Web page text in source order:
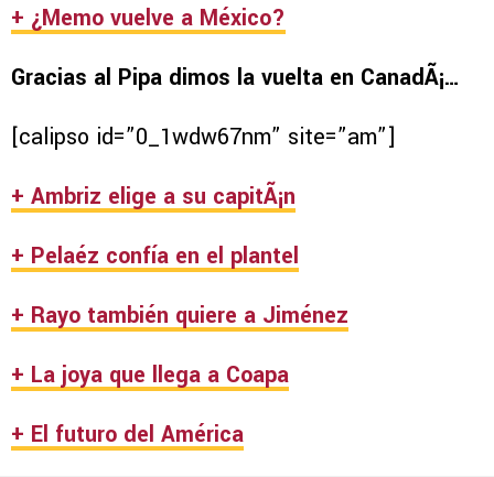
+ ¿Memo vuelve a México?
Gracias al Pipa dimos la vuelta en CanadÃ¡…
[calipso id=”0_1wdw67nm” site=”am”]
+ Ambriz elige a su capitÃ¡n
+ Pelaéz confía en el plantel
+ Rayo también quiere a Jiménez
+ La joya que llega a Coapa
+ El futuro del América